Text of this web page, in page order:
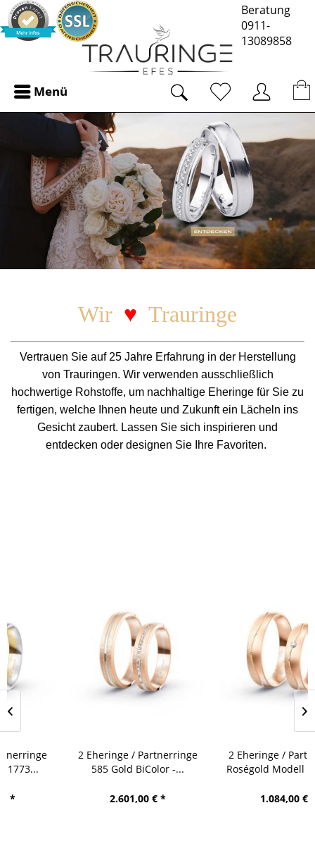
Beratung
0911-
13089858
Menü
Wir ♥ Trauringe
Vertrauen Sie auf 25 Jahre Erfahrung in der Herstellung
von Trauringen. Wir verwenden ausschließlich
hochwertige Rohstoffe, um nachhaltige Eheringe für Sie zu
fertigen, welche Ihnen heute und Zukunft ein Lächeln ins
Gesicht zaubert. Lassen Sie sich inspirieren und
entdecken oder designen Sie Ihre Favoriten.
/ Partnerringe
1773...
€ *
2 Eheringe / Partnerringe
585 Gold BiColor -...
2.601,00 € *
2 Eheringe
Roségold